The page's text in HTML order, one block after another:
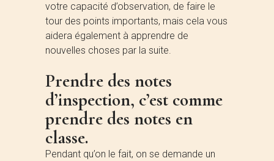
votre capacité d’observation, de faire le
tour des points importants, mais cela vous
aidera également à apprendre de
nouvelles choses par la suite.
Prendre des notes
d’inspection, c’est comme
prendre des notes en
classe.
Pendant qu’on le fait, on se demande un